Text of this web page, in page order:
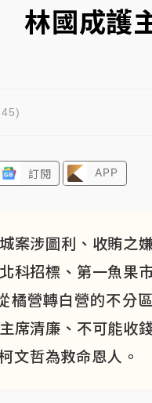
林國成護
訂閱 APP
案涉圖利、收賄之
科招標、第一魚果
橘營轉白營的不分
席清廉、不可能收
文哲為救命恩人。